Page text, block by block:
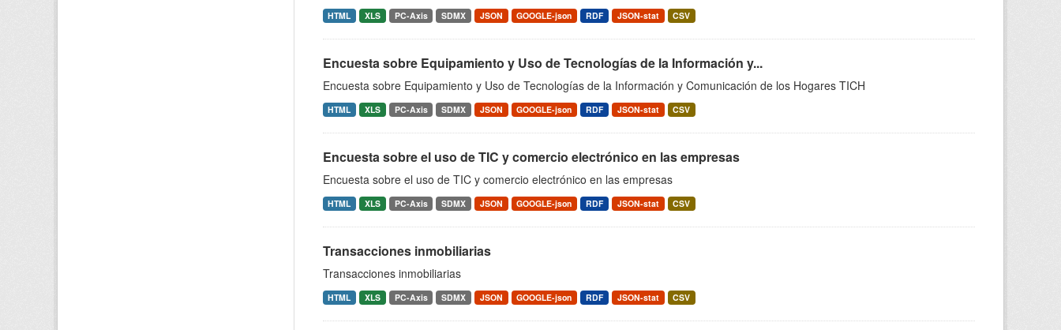
HTML XLS PC-Axis SDMX JSON GOOGLE-json RDF JSON-stat CSV
Encuesta sobre Equipamiento y Uso de Tecnologías de la Información y...
Encuesta sobre Equipamiento y Uso de Tecnologías de la Información y Comunicación de los Hogares TICH
HTML XLS PC-Axis SDMX JSON GOOGLE-json RDF JSON-stat CSV
Encuesta sobre el uso de TIC y comercio electrónico en las empresas
Encuesta sobre el uso de TIC y comercio electrónico en las empresas
HTML XLS PC-Axis SDMX JSON GOOGLE-json RDF JSON-stat CSV
Transacciones inmobiliarias
Transacciones inmobiliarias
HTML XLS PC-Axis SDMX JSON GOOGLE-json RDF JSON-stat CSV